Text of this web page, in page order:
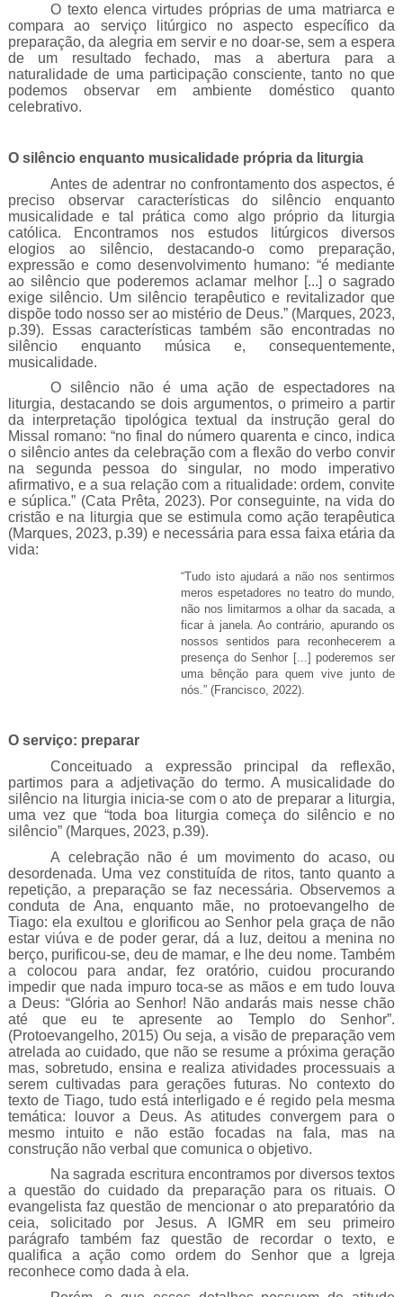
O texto elenca virtudes próprias de uma matriarca e
compara ao serviço litúrgico no aspecto específico da
preparação, da alegria em servir e no doar-se, sem a espera
de um resultado fechado, mas a abertura para a
naturalidade de uma participação consciente, tanto no que
podemos observar em ambiente doméstico quanto
celebrativo.
O silêncio enquanto musicalidade própria da liturgia
Antes de adentrar no confrontamento dos aspectos, é
preciso observar características do silêncio enquanto
musicalidade e tal prática como algo próprio da liturgia
católica. Encontramos nos estudos litúrgicos diversos
elogios ao silêncio, destacando-o como preparação,
expressão e como desenvolvimento humano: “é mediante
ao silêncio que poderemos aclamar melhor [...] o sagrado
exige silêncio. Um silêncio terapêutico e revitalizador que
dispõe todo nosso ser ao mistério de Deus.” (Marques, 2023,
p.39). Essas características também são encontradas no
silêncio enquanto música e, consequentemente,
musicalidade.
O silêncio não é uma ação de espectadores na
liturgia, destacando se dois argumentos, o primeiro a partir
da interpretação tipológica textual da instrução geral do
Missal romano: “no final do número quarenta e cinco, indica
o silêncio antes da celebração com a flexão do verbo convir
na segunda pessoa do singular, no modo imperativo
afirmativo, e a sua relação com a ritualidade: ordem, convite
e súplica.” (Cata Prêta, 2023). Por conseguinte, na vida do
cristão e na liturgia que se estimula como ação terapêutica
(Marques, 2023, p.39) e necessária para essa faixa etária da
vida:
“Tudo isto ajudará a não nos sentirmos
meros espetadores no teatro do mundo,
não nos limitarmos a olhar da sacada, a
ficar à janela. Ao contrário, apurando os
nossos sentidos para reconhecerem a
presença do Senhor [...] poderemos ser
uma bênção para quem vive junto de
nós.” (Francisco, 2022).
O serviço: preparar
Conceituado a expressão principal da reflexão,
partimos para a adjetivação do termo. A musicalidade do
silêncio na liturgia inicia-se com o ato de preparar a liturgia,
uma vez que “toda boa liturgia começa do silêncio e no
silêncio” (Marques, 2023, p.39).
A celebração não é um movimento do acaso, ou
desordenada. Uma vez constituída de ritos, tanto quanto a
repetição, a preparação se faz necessária. Observemos a
conduta de Ana, enquanto mãe, no protoevangelho de
Tiago: ela exultou e glorificou ao Senhor pela graça de não
estar viúva e de poder gerar, dá a luz, deitou a menina no
berço, purificou-se, deu de mamar, e lhe deu nome. Também
a colocou para andar, fez oratório, cuidou procurando
impedir que nada impuro toca-se as mãos e em tudo louva
a Deus: “Glória ao Senhor! Não andarás mais nesse chão
até que eu te apresente ao Templo do Senhor”.
(Protoevangelho, 2015) Ou seja, a visão de preparação vem
atrelada ao cuidado, que não se resume a próxima geração
mas, sobretudo, ensina e realiza atividades processuais a
serem cultivadas para gerações futuras. No contexto do
texto de Tiago, tudo está interligado e é regido pela mesma
temática: louvor a Deus. As atitudes convergem para o
mesmo intuito e não estão focadas na fala, mas na
construção não verbal que comunica o objetivo.
Na sagrada escritura encontramos por diversos textos
a questão do cuidado da preparação para os rituais. O
evangelista faz questão de mencionar o ato preparatório da
ceia, solicitado por Jesus. A IGMR em seu primeiro
parágrafo também faz questão de recordar o texto, e
qualifica a ação como ordem do Senhor que a Igreja
reconhece como dada à ela.